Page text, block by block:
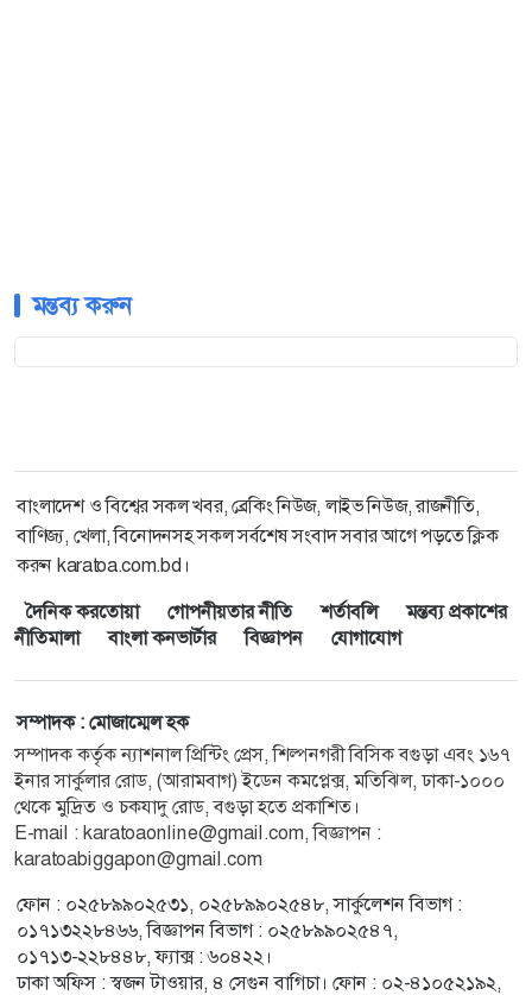
মন্তব্য করুন
বাংলাদেশ ও বিশ্বের সকল খবর, ব্রেকিং নিউজ, লাইভ নিউজ, রাজনীতি,
বাণিজ্য, খেলা, বিনোদনসহ সকল সর্বশেষ সংবাদ সবার আগে পড়তে ক্লিক
করুন karatoa.com.bd।
দৈনিক করতোয়া
গোপনীয়তার নীতি শর্তাবলি
মন্তব্য প্রকাশের
নীতিমালা
বাংলা কনভার্টার বিজ্ঞাপন যোগাযোগ
সম্পাদক : মোজাম্মেল হক
সম্পাদক কর্তৃক ন্যাশনাল প্রিন্টিং প্রেস, শিল্পনগরী বিসিক বগুড়া এবং ১৬৭
ইনার সার্কুলার রোড, (আরামবাগ) ইডেন কমপ্লেক্স, মতিঝিল, ঢাকা-১০০০
থেকে মুদ্রিত ও চকযাদু রোড, বগুড়া হতে প্রকাশিত।
E-mail : karatoaonline@gmail.com, বিজ্ঞাপন :
karatoabiggapon@gmail.com
ফোন : ০২৫৮৯৯০২৫৩১, ০২৫৮৯৯০২৫৪৮, সার্কুলেশন বিভাগ :
০১৭১৩২২৮৪৬৬, বিজ্ঞাপন বিভাগ : ০২৫৮৯৯০২৫৪৭,
০১৭১৩-২২৮৪৪৮, ফ্যাক্স : ৬০৪২২।
ঢাকা অফিস : স্বজন টাওয়ার, ৪ সেগুন বাগিচা। ফোন : ০২-৪১০৫২১৯২,